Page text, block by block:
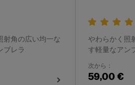
射角の広い均一な
ブレラ
やわらかく照
す軽量なアン
次から：
59,00 €